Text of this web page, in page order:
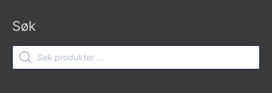
Søk
Products
search